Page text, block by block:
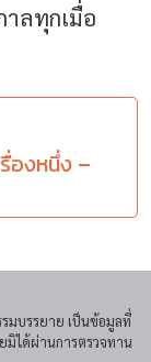
ลทุกเมื่อ
องหนึ่ง –
รมบรรยาย เป็นข้อมูลที่
มิได้ผ่านการตรวจทาน